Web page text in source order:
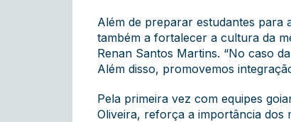
Além de preparar estudantes para
também a fortalecer a cultura da
Renan Santos Martins. “No caso
Além disso, promovemos
Pela primeira vez com equipes
Oliveira, reforça a importância dos